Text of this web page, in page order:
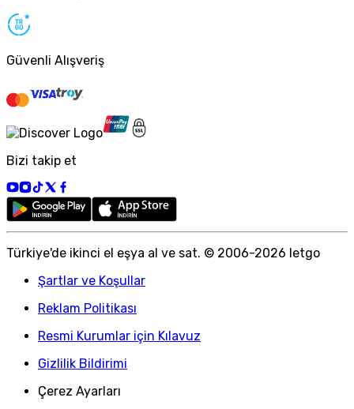
Güvenli Alışveriş
Bizi takip et
Türkiye'de ikinci el eşya al ve sat. © 2006-2026 letgo
Şartlar ve Koşullar
Reklam Politikası
Resmi Kurumlar için Kılavuz
Gizlilik Bildirimi
Çerez Ayarları